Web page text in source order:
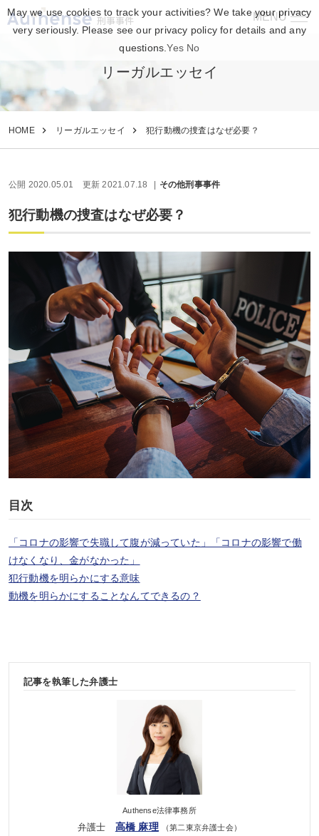
MENU
刑事事件
リーガルエッセイ
HOME リーガルエッセイ 犯行動機の捜査はなぜ必要？
公開 2020.05.01 更新 2021.07.18 その他刑事事件
犯行動機の捜査はなぜ必要？
目次
「コロナの影響で失職して腹が減っていた」「コロナの影響で働
けなくなり、金がなかった」
犯行動機を明らかにする意味
動機を明らかにすることなんてできるの？
記事を執筆した弁護士
Authense法律事務所
弁護士 高橋 麻理 （第二東京弁護士会）
May we use cookies to track your activities? We take your privacy
very seriously. Please see our privacy policy for details and any
questions.Yes No